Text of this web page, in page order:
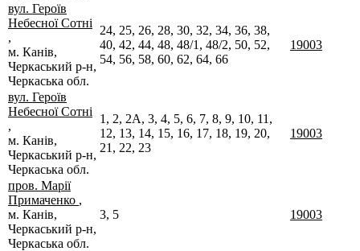
вул. Героїв
Небесної Сотні
,
м. Канів,
Черкаський р-н,
Черкаська обл.
24, 25, 26, 28, 30, 32, 34, 36, 38,
40, 42, 44, 48, 48/1, 48/2, 50, 52,
54, 56, 58, 60, 62, 64, 66
19003
вул. Героїв
Небесної Сотні
,
м. Канів,
Черкаський р-н,
Черкаська обл.
1, 2, 2А, 3, 4, 5, 6, 7, 8, 9, 10, 11,
12, 13, 14, 15, 16, 17, 18, 19, 20,
21, 22, 23
19003
пров. Марії
Примаченко ,
м. Канів,
Черкаський р-н,
Черкаська обл.
3, 5 19003